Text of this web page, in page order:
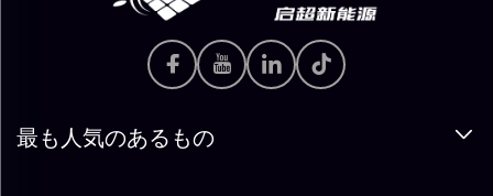
最も人気のあるもの